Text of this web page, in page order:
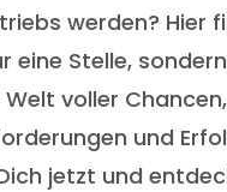
werden? Hier
eine Stelle,
Welt voller Chancen,
und
jetzt und